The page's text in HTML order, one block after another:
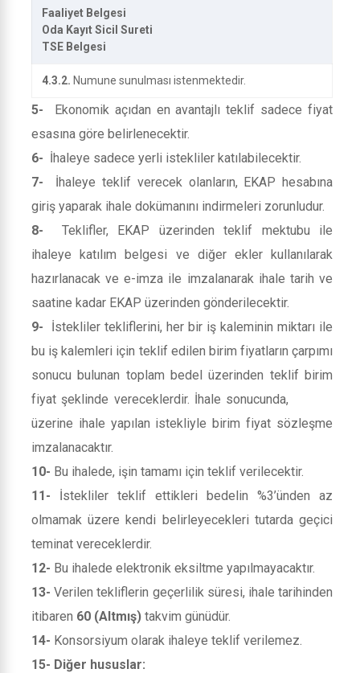
Faaliyet Belgesi
Oda Kayıt Sicil Sureti
TSE Belgesi
4.3.2. Numune sunulması istenmektedir.
5-
Ekonomik açıdan en avantajlı teklif sadece fiyat
esasına göre belirlenecektir.
6- İhaleye sadece yerli istekliler katılabilecektir.
7- İhaleye teklif verecek olanların, EKAP hesabına
giriş yaparak ihale dokümanını indirmeleri zorunludur.
8- Teklifler, EKAP üzerinden teklif mektubu ile
ihaleye katılım belgesi ve diğer ekler kullanılarak
hazırlanacak ve e-imza ile imzalanarak ihale tarih ve
saatine kadar EKAP üzerinden gönderilecektir.
9- İstekliler tekliflerini, her bir iş kaleminin miktarı ile
bu iş kalemleri için teklif edilen birim fiyatların çarpımı
sonucu bulunan toplam bedel üzerinden teklif birim
fiyat şeklinde vereceklerdir. İhale sonucunda,
üzerine ihale yapılan istekliyle birim fiyat sözleşme
imzalanacaktır.
10- Bu ihalede, işin tamamı için teklif verilecektir.
11- İstekliler teklif ettikleri bedelin %3’ünden az
olmamak üzere kendi belirleyecekleri tutarda geçici
teminat vereceklerdir.
12- Bu ihalede elektronik eksiltme yapılmayacaktır.
13- Verilen tekliflerin geçerlilik süresi, ihale tarihinden
itibaren 60 (Altmış) takvim günüdür.
14- Konsorsiyum olarak ihaleye teklif verilemez.
15- Diğer hususlar: